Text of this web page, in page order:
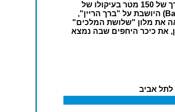
נתחיל את יומנו בביקור במפלי הריין שבמחוז שפהאוזן (Schaffhausen) שבשווייץ. נצפה במפלים המרשימים אשר נמתחים לאורך של 150 מטר בעיקולו של
הנהר הגדול באירופה. נתהלך על גדת הנהר ונעצור לצילומים במרפסות התצפית לאורך המסלול. לאחר מכן ניסע לעיר באזל (Basel) היושבת על "ברך הריין",
את מלון "שלושת המלכים"
את כיכר היחפים שבה נמצא
לתל אביב